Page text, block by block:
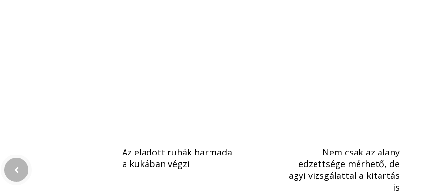
Az eladott ruhák harmada
a kukában végzi
Nem csak az alany
edzettsége mérhető, de
agyi vizsgálattal a kitartás
is